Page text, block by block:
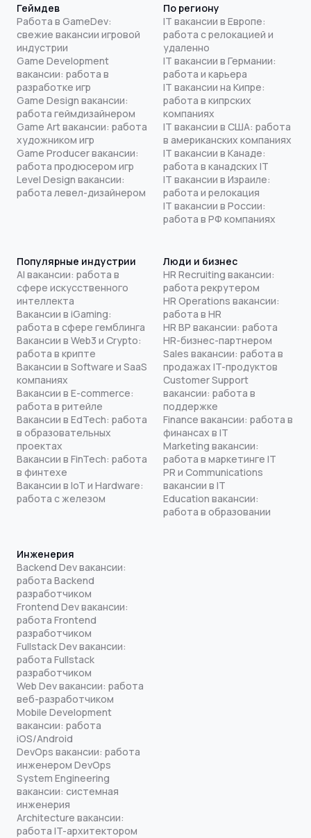
Геймдев
Работа в GameDev:
свежие вакансии игровой
индустрии
Game Development
вакансии: работа в
разработке игр
Game Design вакансии:
работа геймдизайнером
Game Art вакансии: работа
художником игр
Game Producer вакансии:
работа продюсером игр
Level Design вакансии:
работа левел-дизайнером
По региону
IT вакансии в Европе:
работа с релокацией и
удаленно
IT вакансии в Германии:
работа и карьера
IT вакансии на Кипре:
работа в кипрских
компаниях
IT вакансии в США: работа
в американских компаниях
IT вакансии в Канаде:
работа в канадских IT
IT вакансии в Израиле:
работа и релокация
IT вакансии в России:
работа в РФ компаниях
Популярные индустрии
AI вакансии: работа в
сфере искусственного
интеллекта
Вакансии в iGaming:
работа в сфере гемблинга
Вакансии в Web3 и Crypto:
работа в крипте
Вакансии в Software и SaaS
компаниях
Вакансии в E-commerce:
работа в ритейле
Вакансии в EdTech: работа
в образовательных
проектах
Вакансии в FinTech: работа
в финтехе
Вакансии в IoT и Hardware:
работа с железом
Люди и бизнес
HR Recruiting вакансии:
работа рекрутером
HR Operations вакансии:
работа в HR
HR BP вакансии: работа
HR-бизнес-партнером
Sales вакансии: работа в
продажах IT-продуктов
Customer Support
вакансии: работа в
поддержке
Finance вакансии: работа в
финансах в IT
Marketing вакансии:
работа в маркетинге IT
PR и Communications
вакансии в IT
Education вакансии:
работа в образовании
Инженерия
Backend Dev вакансии:
работа Backend
разработчиком
Frontend Dev вакансии:
работа Frontend
разработчиком
Fullstack Dev вакансии:
работа Fullstack
разработчиком
Web Dev вакансии: работа
веб-разработчиком
Mobile Development
вакансии: работа
iOS/Android
DevOps вакансии: работа
инженером DevOps
System Engineering
вакансии: системная
инженерия
Architecture вакансии:
работа IT-архитектором